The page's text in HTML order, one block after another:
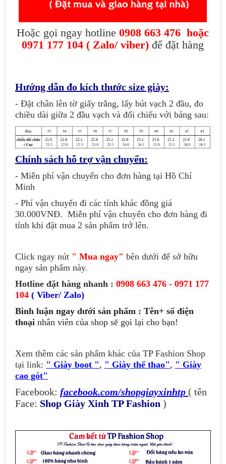
Hoặc gọi ngay hotline0908 663 476 hoặc
0971 177 104 ( Zalo/ viber) để đặt hàng
Hướng dẫn đo kích thước size giày:
- Đặt chân lên tờ giấy trắng, lấy bút vạch 2 đầu, đo
chiều dài giữa 2 đầu vạch và đối chiếu với bảng sau:
Chính sách hỗ trợ vận chuyển:
- Miễn phí vận chuyển cho đơn hàng tại Hồ Chí
Minh
- Phí vận chuyển đi các tỉnh khác đồng giá
30.000VNĐ. Miễn phí vận chuyển cho đơn hàng đi
tỉnh khi đặt mua 2 sản phẩm trở lên.
Click ngay nút" Mua ngay" bên dưới để sở hữu
ngay sản phẩm này.
Hotline đặt hàng nhanh : 0908 663 476 - 0971 177
104( Viber/ Zalo)
Bình luận ngay dưới sản phẩm : Tên+ số điện
thoạinhân viên của shop sẽ gọi lại cho bạn!
Xem thêm các sản phẩm khác của TP Fashion Shop
tại link: " Giày boot ", " Giày thể thao", " Giày
cao gót"
Facebook: facebook.com/shopgiayxinhtp ( tên
Face: Shop Giày Xinh TP Fashion )